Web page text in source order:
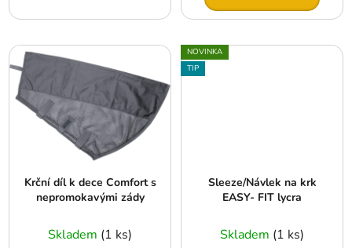
Krční díl k dece Comfort s
nepromokavými zády
Skladem (1 ks)
NOVINKA
TIP
Sleeze/Návlek na krk
EASY- FIT lycra
Skladem (1 ks)